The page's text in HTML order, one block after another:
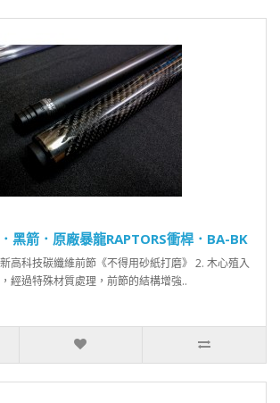
黑箭．原廠暴龍RAPTORS衝桿．BA-BK
高科技碳纖維前節《不得用砂紙打磨》 2. 木心殖入
經過特殊材質處理，前節的結構增強..